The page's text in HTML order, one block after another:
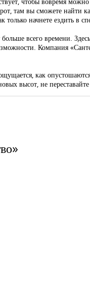
там вы сможете
начнете ездить в
всего времени.
Компания
как
высот, не